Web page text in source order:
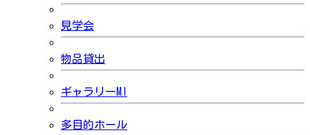
見学会
物品貸出
ギャラリーMI
多目的ホール